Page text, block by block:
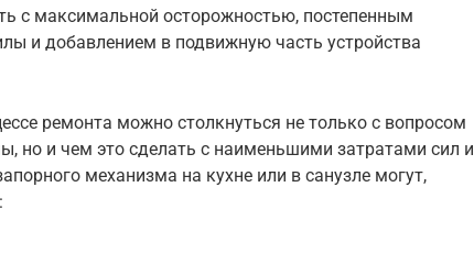
с максимальной осторожностью, постепенным
и добавлением в подвижную часть устройства
ремонта можно столкнуться не только с вопросом
но и чем это сделать с наименьшими затратами сил и
механизма на кухне или в санузле могут,